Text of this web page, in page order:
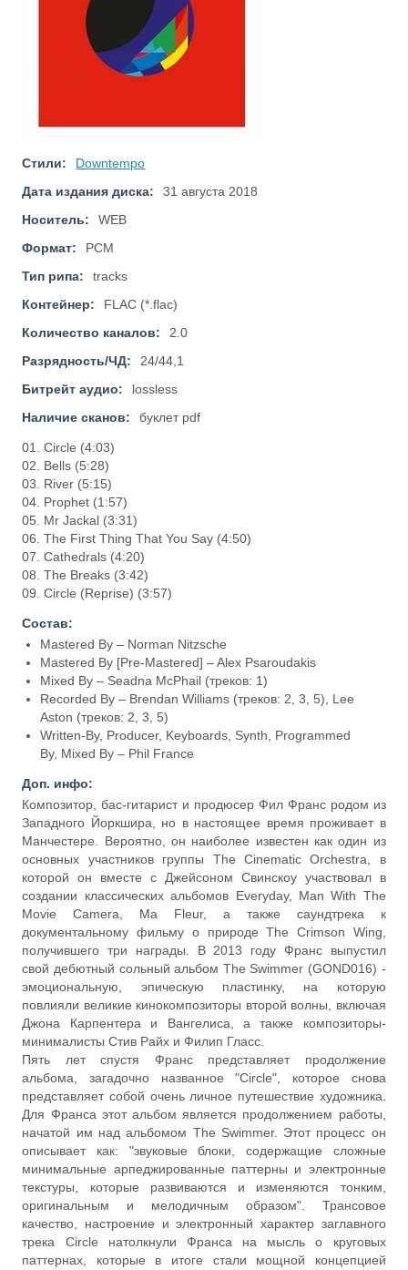
Стили:
Downtempo
Дата издания диска:
31 августа 2018
Носитель:
WEB
Формат:
PCM
Тип рипа:
tracks
Контейнер:
FLAC (*.flac)
Количество каналов:
2.0
Разрядность/ЧД:
24/44,1
Битрейт аудио:
lossless
Наличие сканов:
буклет pdf
01. Circle (4:03)
02. Bells (5:28)
03. River (5:15)
04. Prophet (1:57)
05. Mr Jackal (3:31)
06. The First Thing That You Say (4:50)
07. Cathedrals (4:20)
08. The Breaks (3:42)
09. Circle (Reprise) (3:57)
Состав:
Mastered By – Norman Nitzsche
Mastered By [Pre-Mastered] – Alex Psaroudakis
Mixed By – Seadna McPhail (треков: 1)
Recorded By – Brendan Williams (треков: 2, 3, 5), Lee
Aston (треков: 2, 3, 5)
Written-By, Producer, Keyboards, Synth, Programmed
By, Mixed By – Phil France
Доп. инфо:
Композитор, бас-гитарист и продюсер Фил Франс родом из
Западного Йоркшира, но в настоящее время проживает в
Манчестере. Вероятно, он наиболее известен как один из
основных участников группы The Cinematic Orchestra, в
которой он вместе с Джейсоном Свинскоу участвовал в
создании классических альбомов Everyday, Man With The
Movie Camera, Ma Fleur, а также саундтрека к
документальному фильму о природе The Crimson Wing,
получившего три награды. В 2013 году Франс выпустил
свой дебютный сольный альбом The Swimmer (GOND016) -
эмоциональную, эпическую пластинку, на которую
повлияли великие кинокомпозиторы второй волны, включая
Джона Карпентера и Вангелиса, а также композиторы-
минималисты Стив Райх и Филип Гласс.
Пять лет спустя Франс представляет продолжение
альбома, загадочно названное "Circle", которое снова
представляет собой очень личное путешествие художника.
Для Франса этот альбом является продолжением работы,
начатой им над альбомом The Swimmer. Этот процесс он
описывает как: "звуковые блоки, содержащие сложные
минимальные арпеджированные паттерны и электронные
текстуры, которые развиваются и изменяются тонким,
оригинальным и мелодичным образом". Трансовое
качество, настроение и электронный характер заглавного
трека Circle натолкнули Франса на мысль о круговых
паттернах, которые в итоге стали мощной концепцией